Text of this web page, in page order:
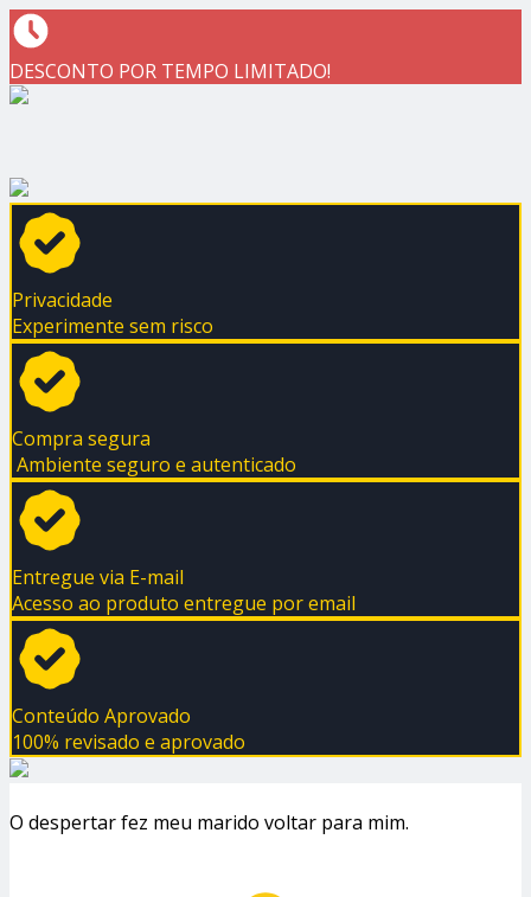
DESCONTO POR TEMPO LIMITADO!
Privacidade
Experimente sem risco
Compra segura
Ambiente seguro e autenticado
Entregue via E-mail
Acesso ao produto entregue por email
Conteúdo Aprovado
100% revisado e aprovado
O despertar fez meu marido voltar para mim.